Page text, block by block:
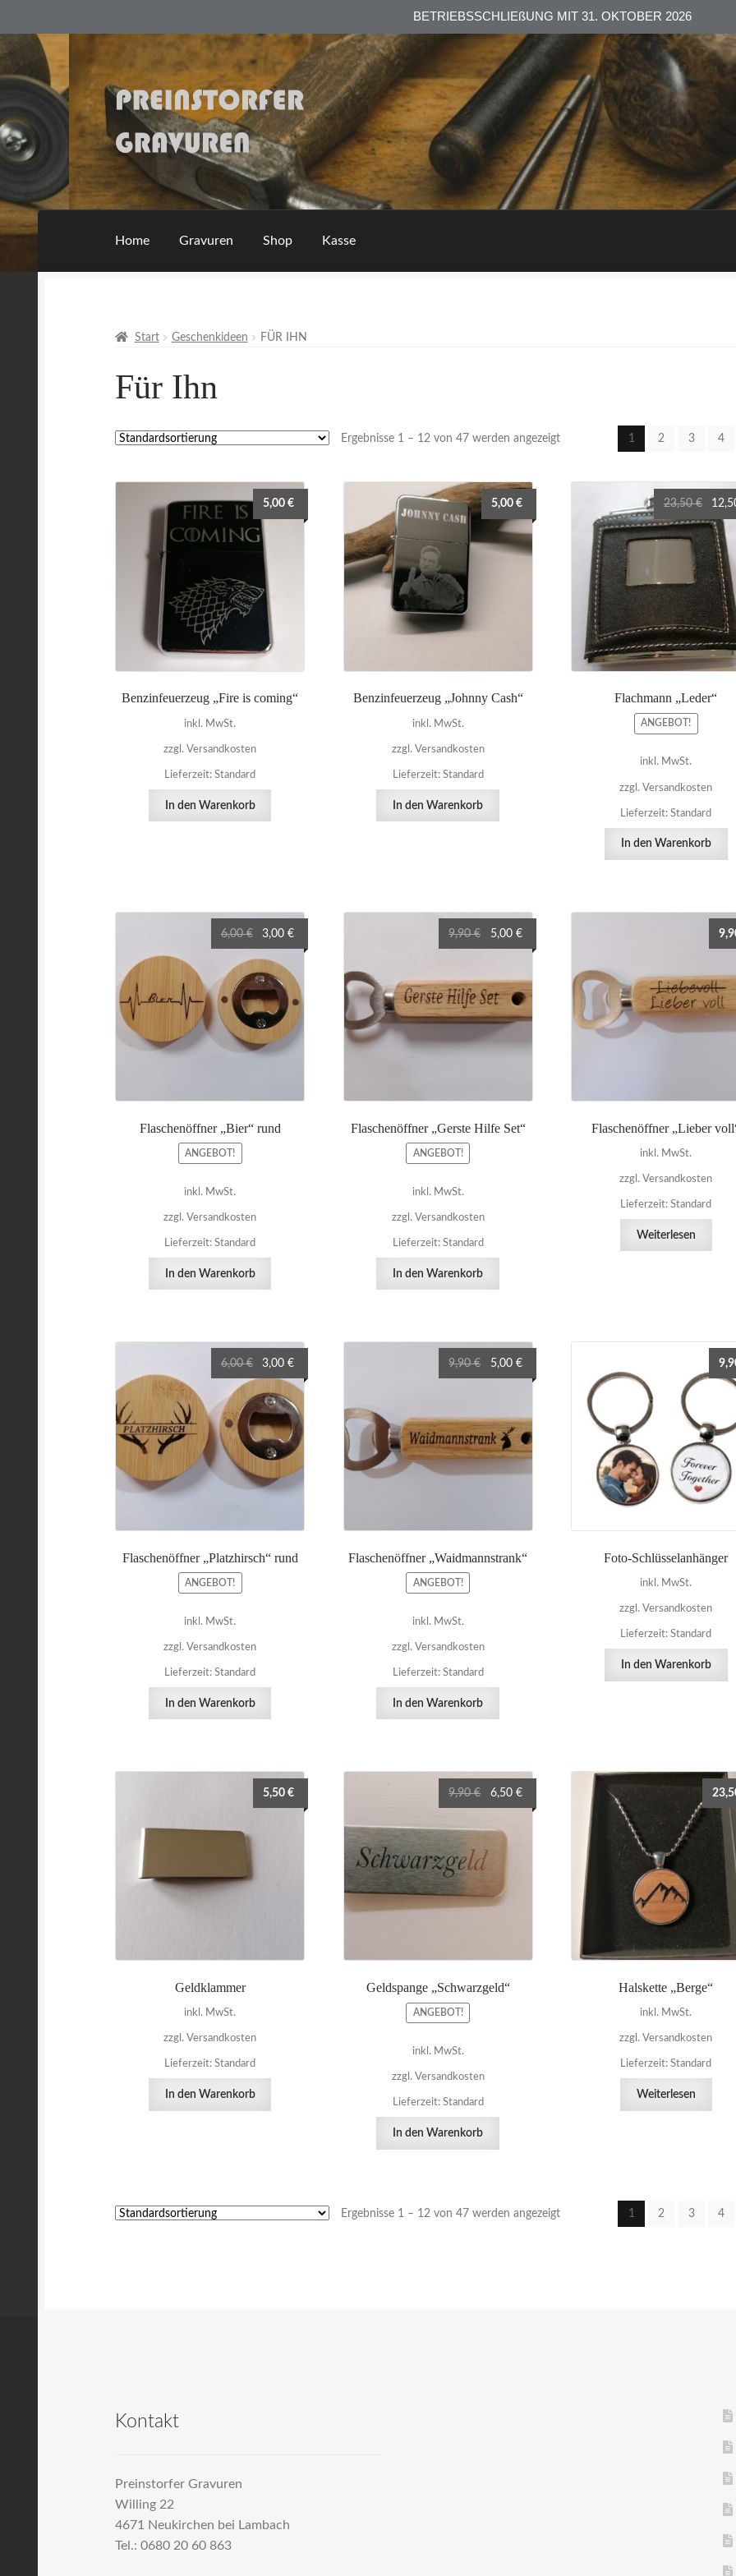
BETRIEBSSCHLIEßUNG MIT 31. OKTOBER 2026
Zur
Navigation
springen
Zum
Inhalt
springen
Home Gravuren Shop Kasse
Start Geschenkideen FÜR IHN
Für Ihn
Ergebnisse 1 – 12 von 47 werden angezeigt 1 2 3 4
Benzinfeuerzeug „Fire is coming“
5,00€
inkl. MwSt.
zzgl. Versandkosten
Lieferzeit:Standard
In den Warenkorb
Benzinfeuerzeug „Johnny Cash“
5,00 €
inkl. MwSt.
zzgl. Versandkosten
Lieferzeit: Standard
In den Warenkorb
Flachmann „Leder“
ANGEBOT!
23,50€
Preis
war:
23,50
inkl. MwSt.
zzgl. Versandkosten
Lieferzeit:Standard
In den Warenkorb
Flaschenöffner „Bier“ rund
ANGEBOT!
6,00€
Ursprünglicher
Preis
6,00 €
3,00€Aktueller
Preis
3,00 €.
inkl. MwSt.
zzgl. Versandkosten
Lieferzeit:Standard
In den Warenkorb
Flaschenöffner „Gerste Hilfe Set“
ANGEBOT!
9,90€
Ursprünglicher
Preis
9,90 €
5,00 €Aktueller
Preis
5,00 €.
inkl. MwSt.
zzgl. Versandkosten
Lieferzeit: Standard
In den Warenkorb
Flaschenöffner „Lieber
inkl. MwSt.
zzgl. Versandkosten
Lieferzeit:Standard
Weiterlesen
Flaschenöffner „Platzhirsch“ rund
ANGEBOT!
6,00€
Ursprünglicher
Preis
war:
6,00 €
3,00€Aktueller
Preis
3,00 €.
inkl. MwSt.
zzgl. Versandkosten
Lieferzeit:Standard
In den Warenkorb
Flaschenöffner „Waidmannstrank“
ANGEBOT!
9,90€
Ursprünglicher
Preis
9,90 €
5,00 €Aktueller
Preis
5,00 €.
inkl. MwSt.
zzgl. Versandkosten
Lieferzeit: Standard
In den Warenkorb
Foto-Schlüsselanhänger
inkl. MwSt.
zzgl. Versandkosten
Lieferzeit:Standard
In den Warenkorb
Geldklammer
5,50€
inkl. MwSt.
zzgl. Versandkosten
Lieferzeit:Standard
In den Warenkorb
Geldspange „Schwarzgeld“
ANGEBOT!
9,90€
Ursprünglicher
Preis
war:
6,50 €Aktueller
Preis
inkl. MwSt.
zzgl. Versandkosten
Lieferzeit: Standard
In den Warenkorb
Halskette „Berge“
inkl. MwSt.
zzgl. Versandkosten
Lieferzeit:Standard
Weiterlesen
Ergebnisse 1 – 12 von 47 werden angezeigt 1 2 3 4
Kontakt
Preinstorfer Gravuren
Willing 22
4671 Neukirchen bei Lambach
Tel.: 0680 20 60 863